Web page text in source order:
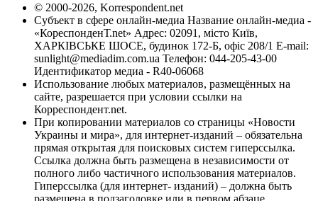
© 2000-2026, Korrespondent.net
Субъект в сфере онлайн-медиа Название онлайн-медиа -
«КореспонденТ.net» Адрес: 02091, місто Київ,
ХАРКІВСЬКЕ ШОСЕ, будинок 172-Б, офіс 208/1 E-mail:
sunlight@mediadim.com.ua Телефон: 044-205-43-00
Идентификатор медиа - R40-06068
Использование любых материалов, размещённых на
сайте, разрешается при условии ссылки на
Корреспондент.net.
При копировании материалов со страницы «Новости
Украины и мира», для интернет-изданий – обязательна
прямая открытая для поисковых систем гиперссылка.
Ссылка должна быть размещена в независимости от
полного либо частичного использования материалов.
Гиперссылка (для интернет- изданий) – должна быть
размещена в подзаголовке или в первом абзаце